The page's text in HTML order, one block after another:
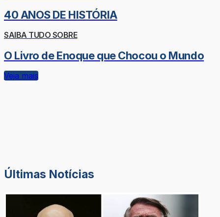
40 ANOS DE HISTÓRIA
SAIBA TUDO SOBRE
O Livro de Enoque que Chocou o Mundo
Veja mais
Últimas Notícias